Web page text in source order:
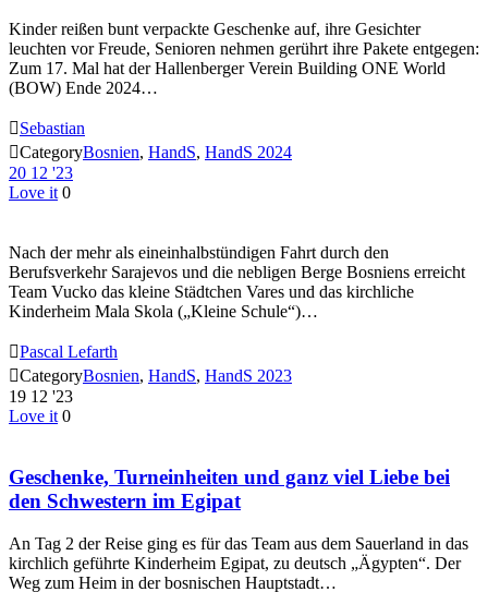
Kinder reißen bunt verpackte Geschenke auf, ihre Gesichter
leuchten vor Freude, Senioren nehmen gerührt ihre Pakete entgegen:
Zum 17. Mal hat der Hallenberger Verein Building ONE World
(BOW) Ende 2024…
Sebastian
CategoryBosnien, HandS, HandS 2024
20 12 '23
Love it 0
Nach der mehr als eineinhalbstündigen Fahrt durch den
Berufsverkehr Sarajevos und die nebligen Berge Bosniens erreicht
Team Vucko das kleine Städtchen Vares und das kirchliche
Kinderheim Mala Skola („Kleine Schule“)…
Pascal Lefarth
CategoryBosnien, HandS, HandS 2023
19 12 '23
Love it 0
Geschenke, Turneinheiten und ganz viel Liebe bei
den Schwestern im Egipat
An Tag 2 der Reise ging es für das Team aus dem Sauerland in das
kirchlich geführte Kinderheim Egipat, zu deutsch „Ägypten“. Der
Weg zum Heim in der bosnischen Hauptstadt…